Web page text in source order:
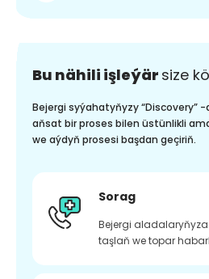
Bu nähili işleýär size
Bejergi syýahatyňyzy “Discovery”
aňsat bir proses bilen üstünlikli
we aýdyň prosesi başdan geçiriň.
Sorag
Bejergi
taşlaň we topar